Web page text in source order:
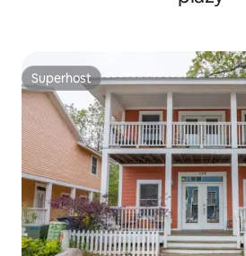
Superhost
Superhost